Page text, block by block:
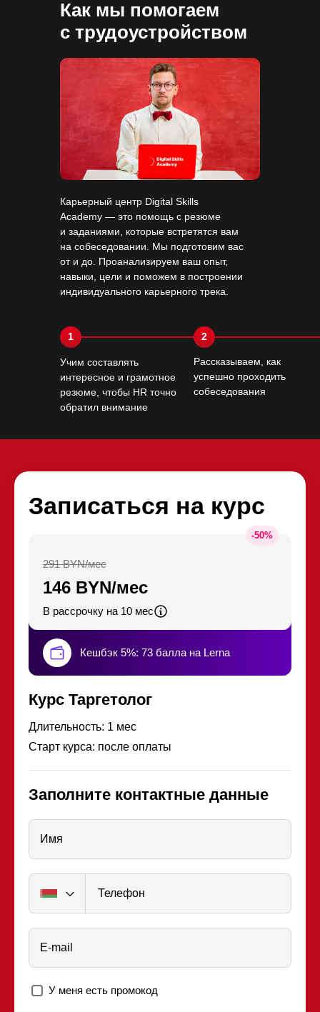
Как мы помогаем
с трудоустройством
Карьерный центр Digital Skills
Academy — это помощь с резюме
и заданиями, которые встретятся вам
на собеседовании. Мы подготовим вас
от и до. Проанализируем ваш опыт,
навыки, цели и поможем в построении
индивидуального карьерного трека.
Учим составлять
интересное и грамотное
резюме, чтобы HR точно
обратил внимание
1 2
Рассказываем, как
успешно проходить
собеседования
Записаться на курс
-50%
146 BYN/мес
291 BYN/мес
В рассрочку на 10 мес
Кешбэк 5%: 73 балла на Lerna
Курс Таргетолог
Длительность: 1 мес
Старт курса: после оплаты
Заполните контактные данные
Имя
Телефон
E-mail
У меня есть промокод